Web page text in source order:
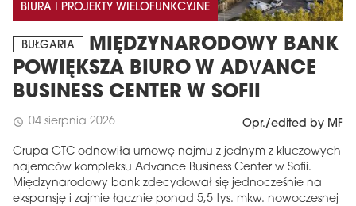
BIURA I PROJEKTY WIELOFUNKCYJNE
BUŁGARIA
MIĘDZYNARODOWY BANK
POWIĘKSZA BIURO W ADVANCE
BUSINESS CENTER W SOFII
schedule 04 sierpnia 2026 Opr./edited by MF
Grupa GTC odnowiła umowę najmu z jednym z kluczowych
najemców kompleksu Advance Business Center w Sofii.
Międzynarodowy bank zdecydował się jednocześnie na
ekspansję i zajmie łącznie ponad 5,5 tys. mkw. nowoczesnej